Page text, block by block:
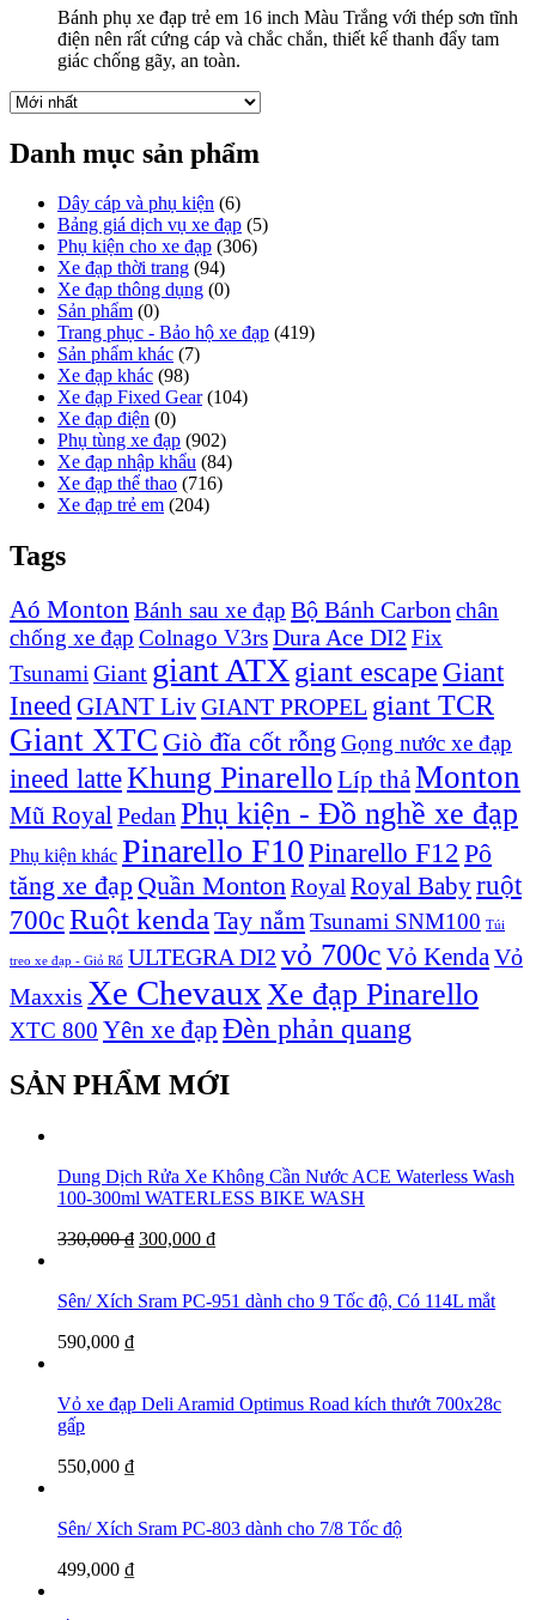
Bánh phụ xe đạp trẻ em 16 inch Màu Trắng với thép sơn tĩnh
điện nên rất cứng cáp và chắc chắn, thiết kế thanh đẩy tam
giác chống gãy, an toàn.
Danh mục sản phẩm
Dây cáp và phụ kiện (6)
Bảng giá dịch vụ xe đạp (5)
Phụ kiện cho xe đạp (306)
Xe đạp thời trang (94)
Xe đạp thông dụng (0)
Sản phẩm (0)
Trang phục - Bảo hộ xe đạp (419)
Sản phẩm khác (7)
Xe đạp khác (98)
Xe đạp Fixed Gear (104)
Xe đạp điện (0)
Phụ tùng xe đạp (902)
Xe đạp nhập khẩu (84)
Xe đạp thể thao (716)
Xe đạp trẻ em (204)
Tags
Aó Monton Bánh sau xe đạp Bộ Bánh Carbon chân
chống xe đạp Colnago V3rsDura Ace DI2 Fix
TsunamiGiant giant ATXgiant escape Giant
IneedGIANT LivGIANT PROPEL giant TCR
Giant XTC Giò đĩa cốt rỗng Gọng nước xe đạp
ineed latteKhung Pinarello Líp thảMonton
Mũ Royal Pedan Phụ kiện - Đồ nghề xe đạp
Phụ kiện khác Pinarello F10Pinarello F12 Pô
tăng xe đạp Quần MontonRoyalRoyal Babyruột
700cRuột kendaTay nắmTsunami SNM100 Túi
treo xe đạp - Giỏ Rổ ULTEGRA DI2 vỏ 700c Vỏ KendaVỏ
Maxxis Xe ChevauxXe đạp Pinarello
XTC 800 Yên xe đạp Đèn phản quang
SẢN PHẨM MỚI
Dung Dịch Rửa Xe Không Cần Nước ACE Waterless Wash
100-300ml WATERLESS BIKE WASH
330,000₫ 300,000 ₫
Sên/ Xích Sram PC-951 dành cho 9 Tốc độ, Có 114L mắt
590,000 ₫
Vỏ xe đạp Deli Aramid Optimus Road kích thướt 700x28c
gấp
550,000 ₫
Sên/ Xích Sram PC-803 dành cho 7/8 Tốc độ
499,000 ₫